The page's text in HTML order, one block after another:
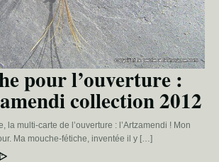
pour l’ouverture :
collection 2012
la multi-carte de l’ouverture : l’Artzamendi ! Mon
Ma mouche-fétiche, inventée il y […]